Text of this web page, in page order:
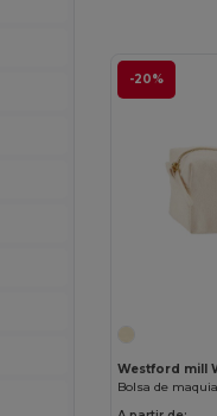
-20%
Westford mill
Bolsa de